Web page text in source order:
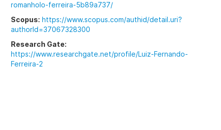
romanholo-ferreira-5b89a737/
Scopus: https://www.scopus.com/authid/detail.uri?
authorId=37067328300
Research Gate:
https://www.researchgate.net/profile/Luiz-Fernando-
Ferreira-2